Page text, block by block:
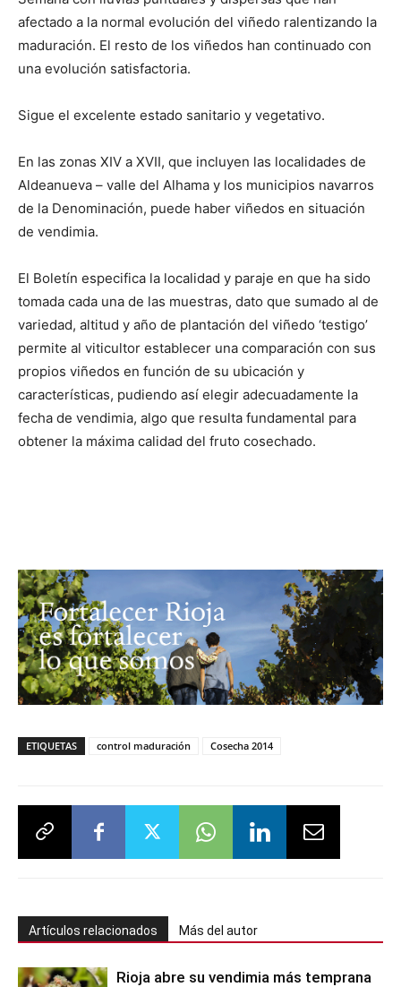
afectado a la normal evolución del viñedo ralentizando la
maduración. El resto de los viñedos han continuado con
una evolución satisfactoria.
Sigue el excelente estado sanitario y vegetativo.
En las zonas XIV a XVII, que incluyen las localidades de
Aldeanueva – valle del Alhama y los municipios navarros
de la Denominación, puede haber viñedos en situación
de vendimia.
El Boletín especifica la localidad y paraje en que ha sido
tomada cada una de las muestras, dato que sumado al de
variedad, altitud y año de plantación del viñedo ‘testigo’
permite al viticultor establecer una comparación con sus
propios viñedos en función de su ubicación y
características, pudiendo así elegir adecuadamente la
fecha de vendimia, algo que resulta fundamental para
obtener la máxima calidad del fruto cosechado.
ETIQUETAS control maduración Cosecha 2014
Artículos relacionados Más del autor
Rioja abre su vendimia más temprana